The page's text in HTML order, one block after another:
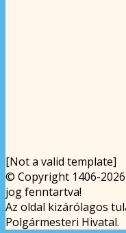
[Not a valid template]
© Copyright 1406-
jog fenntartva!
Az oldal kizárólagos
Polgármesteri Hivatal.